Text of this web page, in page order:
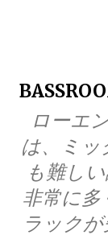
ローエ
は、ミッ
も難し
非常に多
ラック